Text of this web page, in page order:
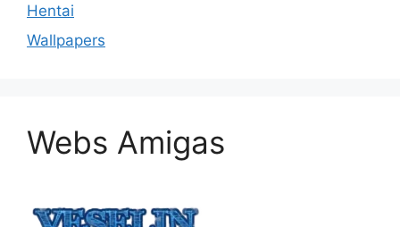
Hentai
Wallpapers
Webs Amigas